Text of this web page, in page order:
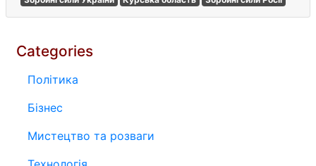
Categories
Політика
Бізнес
Мистецтво та розваги